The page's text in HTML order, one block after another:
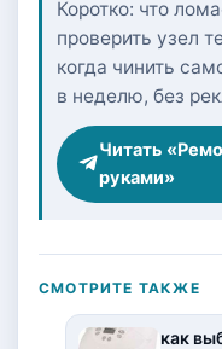
Коротко: что
проверить узел
когда чинить
в неделю, без
Читать
руками»
СМОТРИТЕ ТАКЖЕ
как